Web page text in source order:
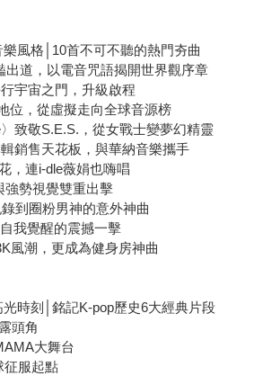
風格│10首不可不聽的熱門夯曲
出道，以電音咒語揭開世界觀序章
宇宙之門，升級啟程
位，從虛擬走向全球音源榜
致敬S.E.S.，從女戰士變夢幻精靈
銷售天花板，與華納音樂攜手
，連i-dle薇娟也嗨唱
強勢視覺雙重出擊
到圈粉男神的意外神曲
我覺醒的震撼一擊
風潮，更成為健身房神曲
時刻│銘記K-pop歷史6大經典片段
頭角
大舞台
服起點